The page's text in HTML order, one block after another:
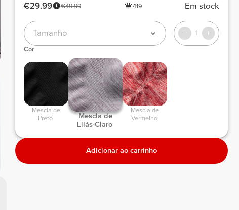
€49.99
€29.99 419 Em stock
Tamanho 1
Cor
Preto
Mescla de
Lilás-Claro
Vermelho
Adicionar ao carrinho